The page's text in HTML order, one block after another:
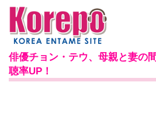
俳優チョン・テウ、母親と妻の
聴率UP！